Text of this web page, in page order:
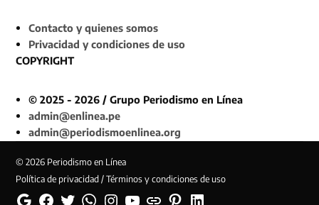
Contacto y quienes somos
Privacidad y condiciones de uso
COPYRIGHT
© 2025 - 2026 / Grupo Periodismo en Línea
admin@enlinea.pe
admin@periodismoenlinea.org
© 2026 Periodismo en Línea
Política de privacidad / Términos y condiciones de uso
GoogleFacebookTwitterWhatsappInstagramYouTubeWeb PinterestLinkedin